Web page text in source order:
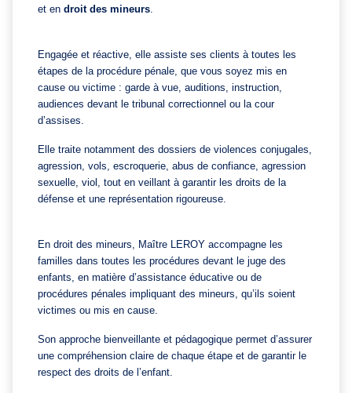
et en droit des mineurs.
Engagée et réactive, elle assiste ses clients à toutes les
étapes de la procédure pénale, que vous soyez mis en
cause ou victime : garde à vue, auditions, instruction,
audiences devant le tribunal correctionnel ou la cour
d’assises.
Elle traite notamment des dossiers de violences conjugales,
agression, vols, escroquerie, abus de confiance, agression
sexuelle, viol, tout en veillant à garantir les droits de la
défense et une représentation rigoureuse.
En droit des mineurs, Maître LEROY accompagne les
familles dans toutes les procédures devant le juge des
enfants, en matière d’assistance éducative ou de
procédures pénales impliquant des mineurs, qu’ils soient
victimes ou mis en cause.
Son approche bienveillante et pédagogique permet d’assurer
une compréhension claire de chaque étape et de garantir le
respect des droits de l’enfant.